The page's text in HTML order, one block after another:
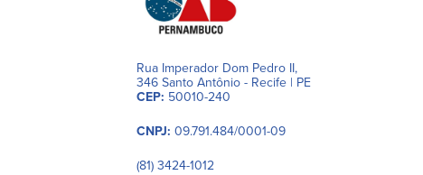
Rua Imperador Dom Pedro II,
346 Santo Antônio - Recife | PE
CEP: 50010-240
CNPJ: 09.791.484/0001-09
(81) 3424-1012